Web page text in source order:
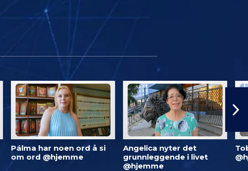
Pálma har noen ord å si
om ord @hjemme
Angelica nyter det
grunnleggende i livet
@hjemme